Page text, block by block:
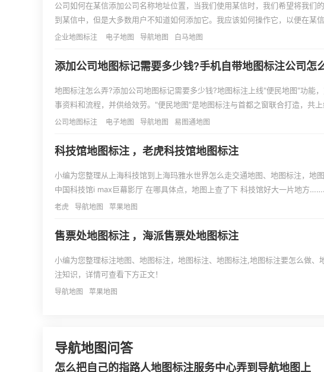
公司如何在某信添加公司名称地址位置，当我们使用某信时，我们希望将我们
到某信中，但是大多数用户不知道如何添加它。我应该如何操作它，以便在某
服务中心铺，有需要请电话咨询：15730087443。
企业地图标注 电子地图 导航地图 白马地图
添加公司地图标记需要多少钱?手机自带地图标注公司怎
地图标注怎么弄?添加公司地图标记需要多少钱?地图标注上线"便民地图"功能
事资料和流程，并供给效劳。"便民地图"是地图标注与首都之窗联合打造，共
政务效劳处理地址信息。将地图标注晋级至版，翻开地图标注，在查找框检索"
公司地图标注 电子地图 导航地图 易图通地图
科技馆地图标注 ，老虎科技馆地图标注
小编为您整理从上海科技馆到上海玛雅水世界怎么走交通地图、地图标注，地
中国科技馆i max巨幕影厅 在哪具体点，地图上查了下 科技馆好大一片地方……
是、地图标注,地图标注要怎么做相关地图标注知识，详情可查看下方正文！
老虎 导航地图 苹果地图
售票处地图标注 ，海派售票处地图标注
小编为您整理标注地图、地图标注，地图标注、地图标注,地图标注要怎么做、
注知识，详情可查看下方正文！
导航地图 苹果地图
导航地图问答
怎么把自己的指路人地图标注服务中心弄到导航地图上